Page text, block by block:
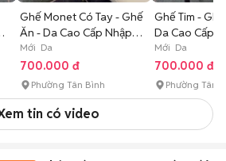
Ghế Monet Có Tay - Ghế
Ăn - Da Cao Cấp Nhập
Khẩu
Mới Da
700.000 đ
Phường Tân Bình
Ghế Tim -
Da Cao Cấp
Mới Da
700.000 đ
Phường Tân
tin có video